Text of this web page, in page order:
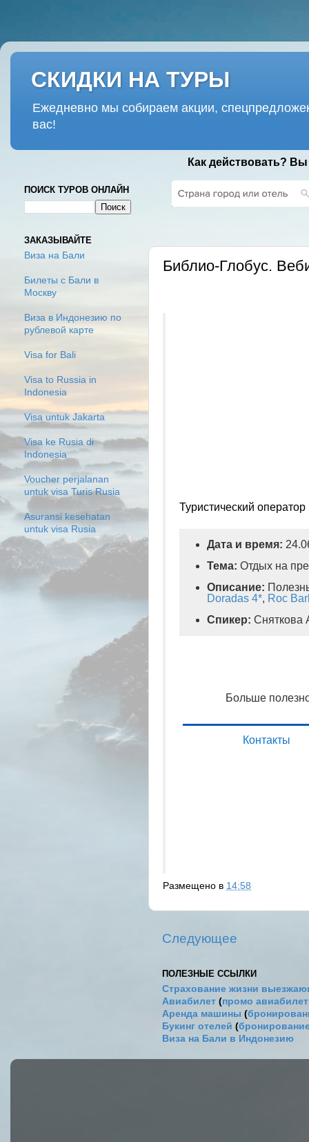
СКИДКИ НА ТУРЫ
Ежедневно мы собираем акции,
вас!
Как действовать?
Библио-Глобус.
Туристический оператор
Дата и время:
Тема: Отдых на
Описание:
Doradas 4*, Roc
Спикер: Сняткова
Больше
Контакты
Размещено в 14:58
Следующее
ПОЛЕЗНЫЕ ССЫЛКИ
Страхование жизни
Авиабилет (промо
Аренда машины (
Букинг отелей (
Виза на Бали в Индонезию
ПОИСК ТУРОВ ОНЛАЙН
ЗАКАЗЫВАЙТЕ
Виза на Бали
Билеты с Бали в
Москву
Виза в Индонезию по
рублевой карте
Visa for Bali
Visa to Russia in
Indonesia
Visa untuk Jakarta
Visa ke Rusia di
Indonesia
Voucher perjalanan
untuk visa Turis Rusia
Asuransi kesehatan
untuk visa Rusia